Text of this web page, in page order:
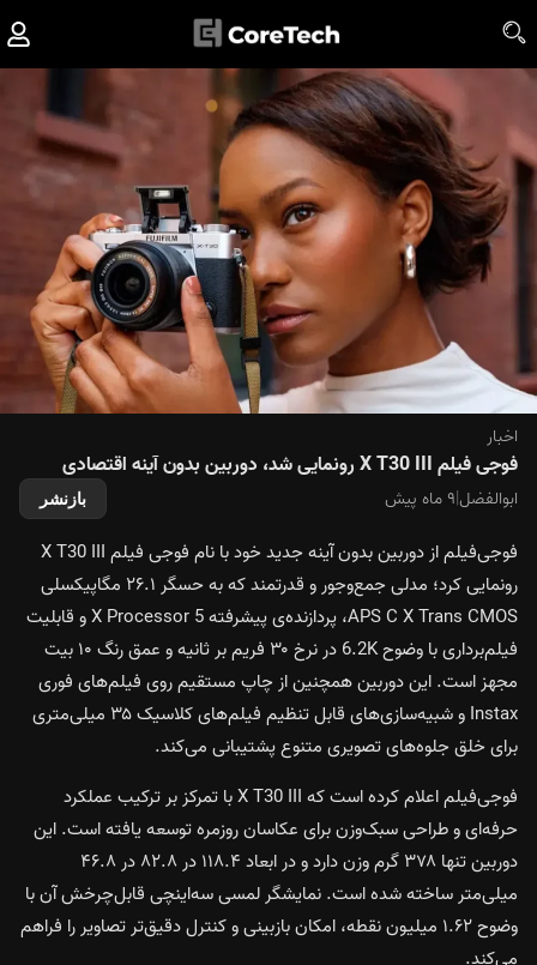
اخبار
فوجی فیلم X T30 III رونمایی شد، دوربین بدون آینه اقتصادی
ابوالفضل|۹ ماه پیش بازنشر
فوجی‌فیلم از دوربین بدون آینه جدید خود با نام فوجی فیلم X T30 III
رونمایی کرد؛ مدلی جمع‌وجور و قدرتمند که به حسگر ۲۶.۱ مگاپیکسلی
APS C X Trans CMOS، پردازنده‌ی پیشرفته X Processor 5 و قابلیت
فیلم‌برداری با وضوح 6.2K در نرخ ۳۰ فریم بر ثانیه و عمق رنگ ۱۰ بیت
مجهز است. این دوربین همچنین از چاپ مستقیم روی فیلم‌های فوری
Instax و شبیه‌سازی‌های قابل تنظیم فیلم‌های کلاسیک ۳۵ میلی‌متری
برای خلق جلوه‌های تصویری متنوع پشتیبانی می‌کند.
فوجی‌فیلم اعلام کرده است که X T30 III با تمرکز بر ترکیب عملکرد
حرفه‌ای و طراحی سبک‌وزن برای عکاسان روزمره توسعه یافته است. این
دوربین تنها ۳۷۸ گرم وزن دارد و در ابعاد ۱۱۸.۴ در ۸۲.۸ در ۴۶.۸
میلی‌متر ساخته شده است. نمایشگر لمسی سه‌اینچی قابل‌چرخش آن با
وضوح ۱.۶۲ میلیون نقطه، امکان بازبینی و کنترل دقیق‌تر تصاویر را فراهم
می‌کند.